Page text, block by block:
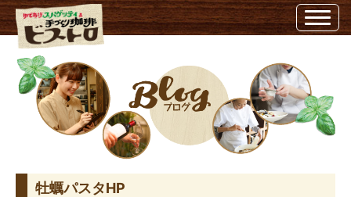
牡蠣パスタHP | ビストロ埼玉県越谷市のビストロ
牡蠣パスタHP